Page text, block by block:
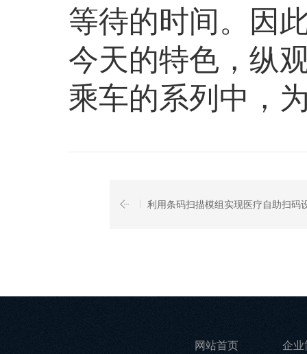
等待的时间。因
今天的特色，纵
乘车的系列中，
利用条码扫描模组实现医疗自助扫码
网站首页 企业